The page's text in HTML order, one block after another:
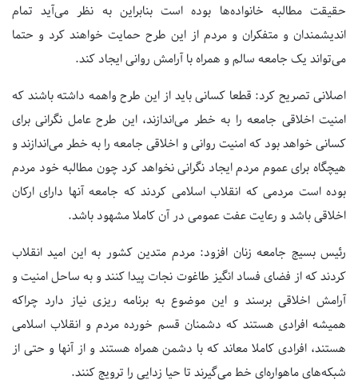
حقیقت مطالبه خانواده‌ها بوده است بنابراین به نظر می‌آید تمام
اندیشمندان و متفکران و مردم از این طرح حمایت خواهند کرد و حتما
می‌تواند یک جامعه سالم و همراه با آرامش روانی ایجاد کند.
اصلانی تصریح کرد: قطعا کسانی باید از این طرح واهمه داشته باشند که
امنیت اخلاقی جامعه را به خطر می‌اندازند، این طرح عامل نگرانی برای
کسانی خواهد بود که امنیت روانی و اخلاقی جامعه را به خطر می‌اندازند و
هیچگاه برای عموم مردم ایجاد نگرانی نخواهد کرد چون مطالبه خود مردم
بوده است مردمی که انقلاب اسلامی کردند که جامعه آنها دارای ارکان
اخلاقی باشد و رعایت عفت عمومی در آن کاملا مشهود باشد.
رئیس بسیج جامعه زنان افزود: مردم متدین کشور به این امید انقلاب
کردند که از فضای فساد انگیز طاغوت نجات پیدا کنند و به ساحل امنیت و
آرامش اخلاقی برسند و این موضوع به برنامه ریزی نیاز دارد چراکه
همیشه افرادی هستند که دشمنان قسم خورده مردم و انقلاب اسلامی
هستند، افرادی کاملا معاند که با دشمن همراه هستند و از آنها و حتی از
شبکه‌های ماهواره‌ای خط می‌گیرند تا حیا زدایی را ترویج کنند.